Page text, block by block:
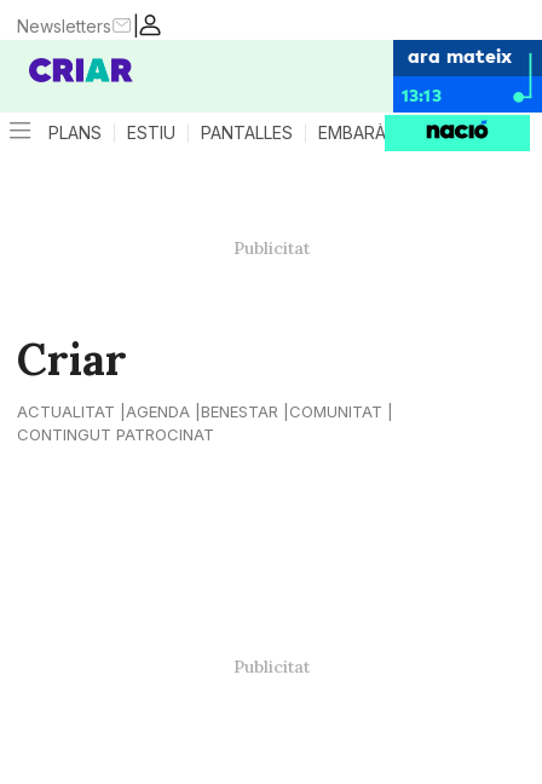
|
Newsletters
ara mateix
13:13
PLANS ESTIU PANTALLES EMBARÀS CRIANÇA
Criar
ACTUALITAT AGENDA BENESTAR
COMUNITAT
CONTINGUT PATROCINAT